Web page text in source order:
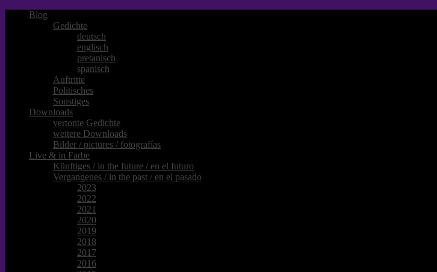
Blog
Gedichte
deutsch
englisch
pretanisch
spanisch
Auftritte
Politisches
Sonstiges
Downloads
vertonte Gedichte
weitere Downloads
Bilder / pictures / fotografías
Live & in Farbe
Künftiges / in the future / en el futuro
Vergangenes / in the past / en el pasado
2023
2022
2021
2020
2019
2018
2017
2016